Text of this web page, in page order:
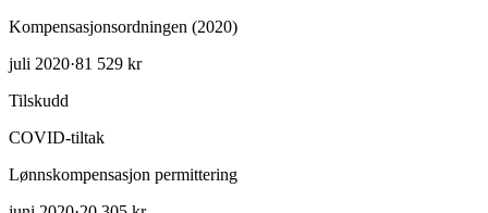
Kompensasjonsordningen (2020)
juli 2020·81 529 kr
Tilskudd
COVID-tiltak
Lønnskompensasjon permittering